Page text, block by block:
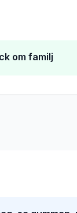
om familj